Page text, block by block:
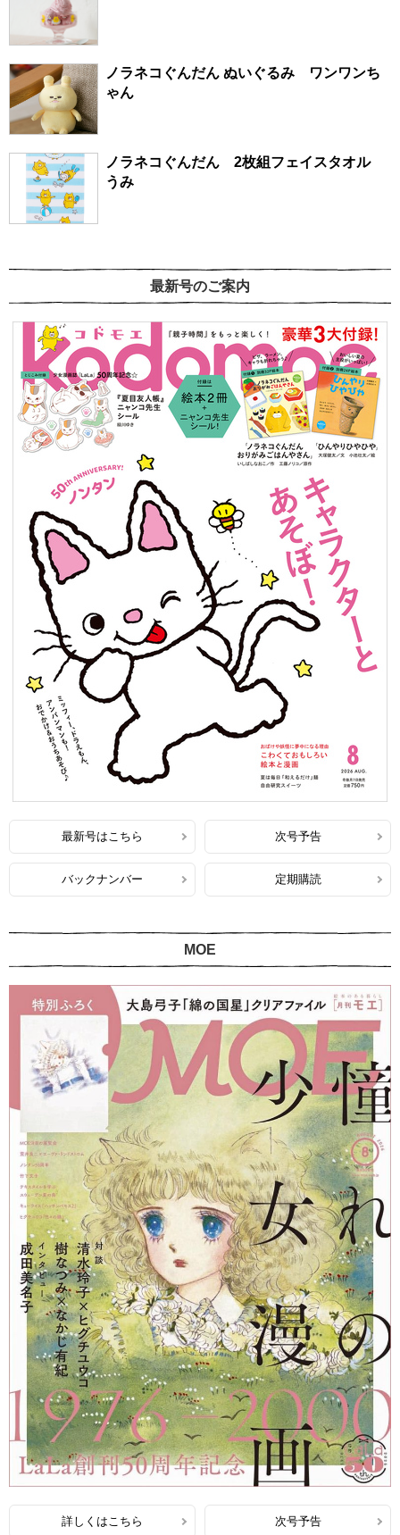
ノラネコぐんだん ぬいぐるみ ワンワンち
ゃん
ノラネコぐんだん 2枚組フェイスタオル
うみ
最新号のご案内
最新号はこちら 次号予告
バックナンバー 定期購読
MOE
詳しくはこちら 次号予告